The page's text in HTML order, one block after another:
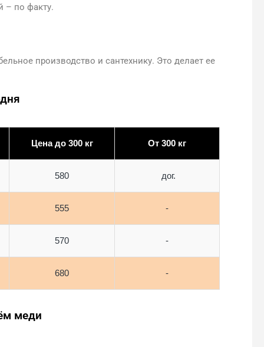
– по факту.
производство и сантехнику. Это делает ее
Цена до 300 кг От 300 кг
580 дог.
555 -
570 -
680 -
меди